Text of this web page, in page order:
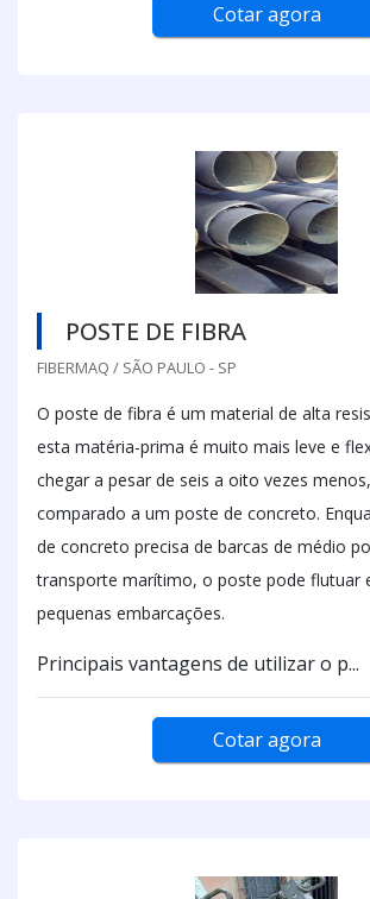
Cotar agora
POSTE DE FIBRA
FIBERMAQ / SÃO PAULO - SP
O poste de fibra é um material de alta
esta matéria-prima é muito mais leve e
chegar a pesar de seis a oito vezes
comparado a um poste de concreto.
de concreto precisa de barcas de médio
transporte marítimo, o poste pode flutuar
pequenas embarcações.
Principais vantagens de utilizar o p...
Cotar agora